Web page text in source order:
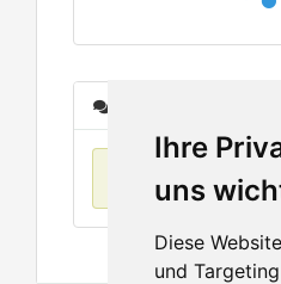
Ihre
uns
Diese
und